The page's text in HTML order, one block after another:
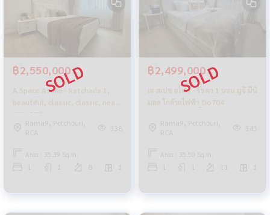
฿2,550,000
A Space Asoke - Ratchada 1,
beautiful, classic, classic, near
SWU BTS
Rama9, Petchburi,
RCA
338
Area : 35.39 Sq.m.
8
฿2,499,000
เอ สเปซ อโศก - รัชดา 1 นอน มูจิ มินิ
มอล ใกล้รถไฟฟ้า_Do704
Rama9, Petchburi,
RCA
345
Area : 35.50 Sq.m.